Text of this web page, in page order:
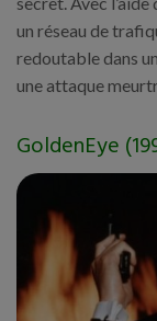
un réseau de
redoutable dans
une attaque
GoldenEye